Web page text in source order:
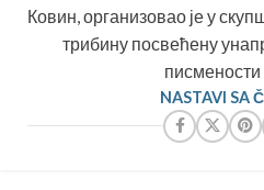
Ковин, организовао је у
трибину посвећену
NASTAVI SA